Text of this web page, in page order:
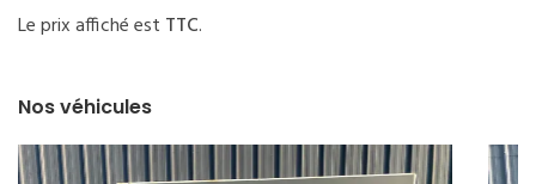
Le prix affiché est TTC.
Nos véhicules